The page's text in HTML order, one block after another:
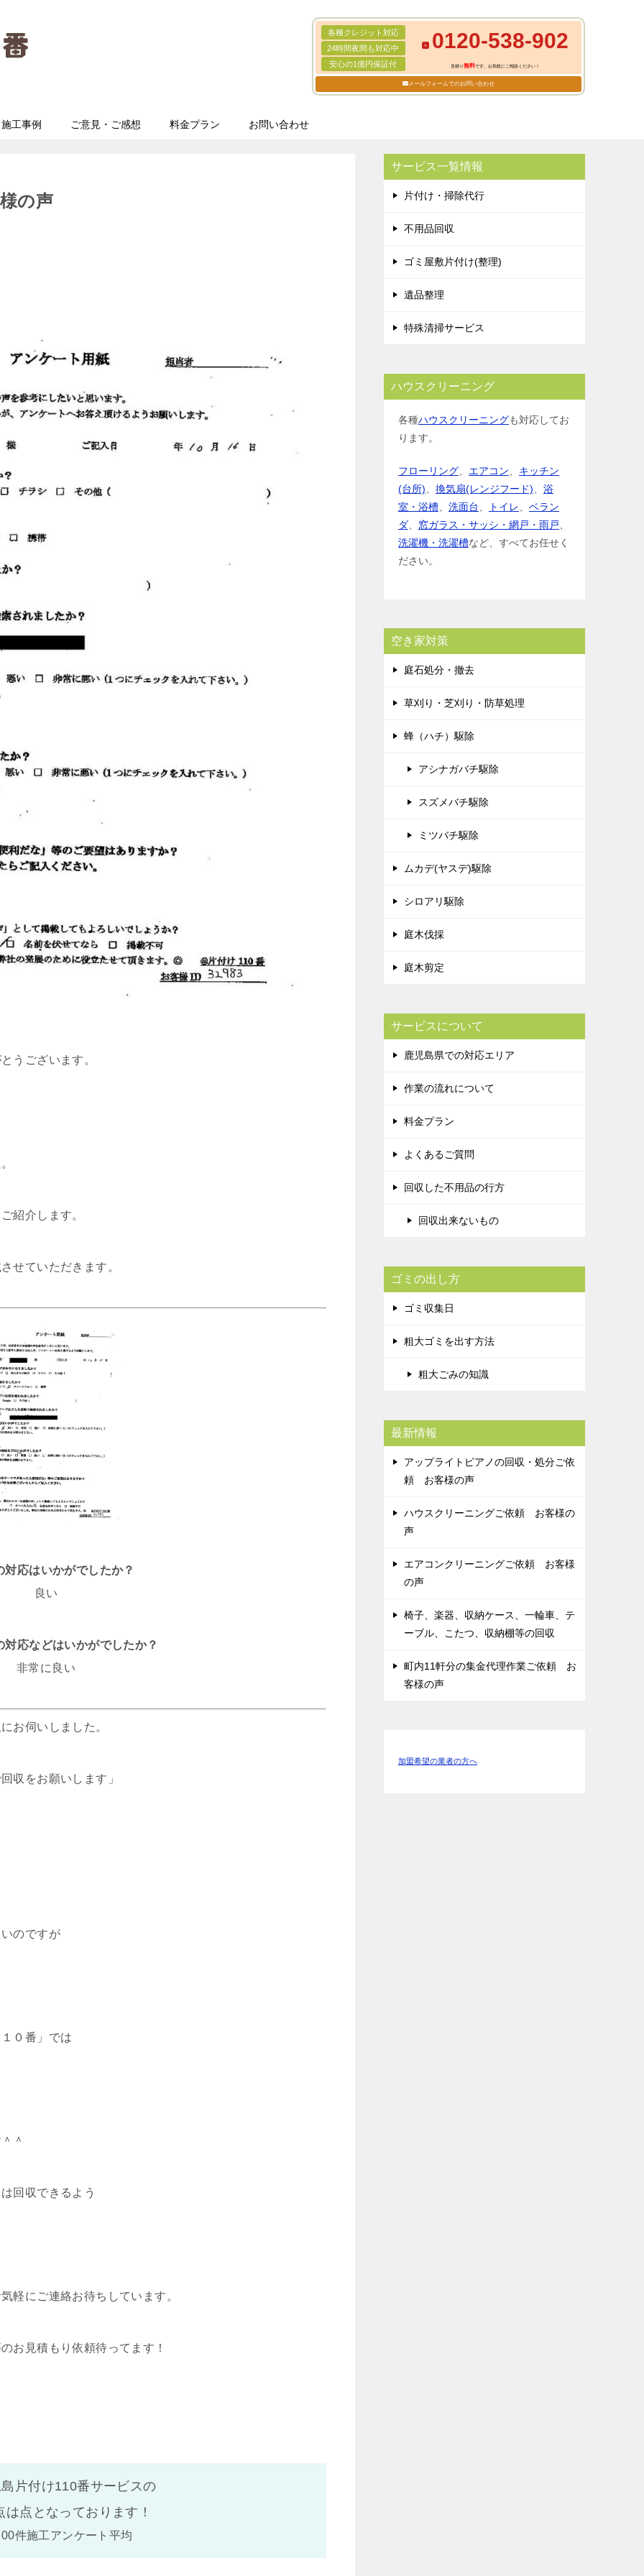
各種クレジット対応
24時間夜間も対応中
安心の1億円保証付
0120-538-902
見積り無料です。お気軽にご相談ください！
メールフォームでのお問い合わせ
施工事例 ご意見・ご感想 料金プラン お問い合わせ
の声
うございます。
紹介します。
せていただきます。
対応はいかがでしたか？
良い
対応などはいかがでしたか？
非常に良い
お伺いしました。
収をお願いします」
のですが
０番」では
＾
回収できるよう
軽にご連絡お待ちしています。
お見積もり依頼待ってます！
片付け110番サービスの
は点となっております！
件施工アンケート平均
サービス一覧情報
片付け・掃除代行
不用品回収
ゴミ屋敷片付け(整理)
遺品整理
特殊清掃サービス
ハウスクリーニング
各種ハウスクリーニングも対応してお
ります。
フローリング エアコン
キッチン
(台所)
換気扇(レンジフード)
浴
室・浴槽
洗面台 トイレ
ベラン
ダ
窓ガラス・サッシ・網戸・雨戸
洗濯機・洗濯槽など、すべてお任せく
ださい。
空き家対策
庭石処分・撤去
草刈り・芝刈り・防草処理
蜂（ハチ）駆除
アシナガバチ駆除
スズメバチ駆除
ミツバチ駆除
ムカデ(ヤスデ)駆除
シロアリ駆除
庭木伐採
庭木剪定
サービスについて
鹿児島県での対応エリア
作業の流れについて
料金プラン
よくあるご質問
回収した不用品の行方
回収出来ないもの
ゴミの出し方
ゴミ収集日
粗大ゴミを出す方法
粗大ごみの知識
最新情報
アップライトピアノの回収・処分ご依
頼 お客様の声
ハウスクリーニングご依頼 お客様の
声
エアコンクリーニングご依頼 お客様
の声
椅子、楽器、収納ケース、一輪車、テ
ーブル、こたつ、収納棚等の回収
町内11軒分の集金代理作業ご依頼 お
客様の声
加盟希望の業者の方へ